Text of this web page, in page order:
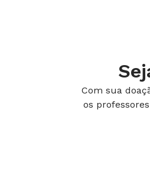
Com sua
os